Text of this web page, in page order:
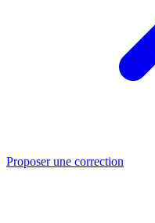
Proposer une correction